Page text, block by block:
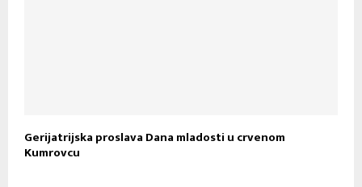
Gerijatrijska proslava Dana mladosti u crvenom
Kumrovcu